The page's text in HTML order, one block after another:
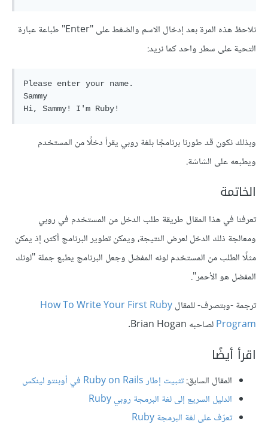
نلاحظ هذه المرة بعد إدخال الاسم والضغط على "Enter" طباعة عبارة
التحية على سطر واحد كما نريد:
Please enter your name.
Sammy
وبذلك نكون قد طورنا برنامجًا بلغة روبي يقرأ دخلًا من المستخدم
ويطبعه على الشاشة.
الخاتمة
تعرفنا في هذا المقال طريقة طلب الدخل من المستخدم في روبي
ومعالجة ذلك الدخل لعرض النتيجة، ويمكن تطوير البرنامج أكثر، إذ يمكن
مثلًا الطلب من المستخدم لونه المفضل وجعل البرنامج يطبع جملة "لونك
المفضل هو الأحمر".
ترجمة -وبتصرف- للمقالHow To Write Your First Ruby
Programلصاحبه Brian Hogan.
اقرأ أيضًا
المقال السابق:تثبيت إطار Ruby on Rails في أوبنتو لينكس
الدليل السريع إلى لغة البرمجة روبي Ruby
تعرّف على لغة البرمجة Ruby